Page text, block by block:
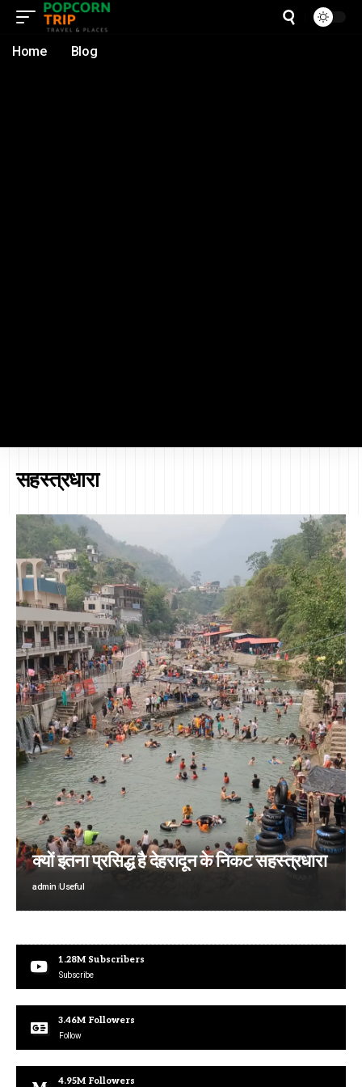
Home Blog
सहस्त्रधारा
क्यों इतना प्रसिद्ध है देहरादून के निकट सहस्त्रधारा
admin Useful
1.28M Subscribers
Subscribe
3.46M Followers
Follow
4.95M Followers